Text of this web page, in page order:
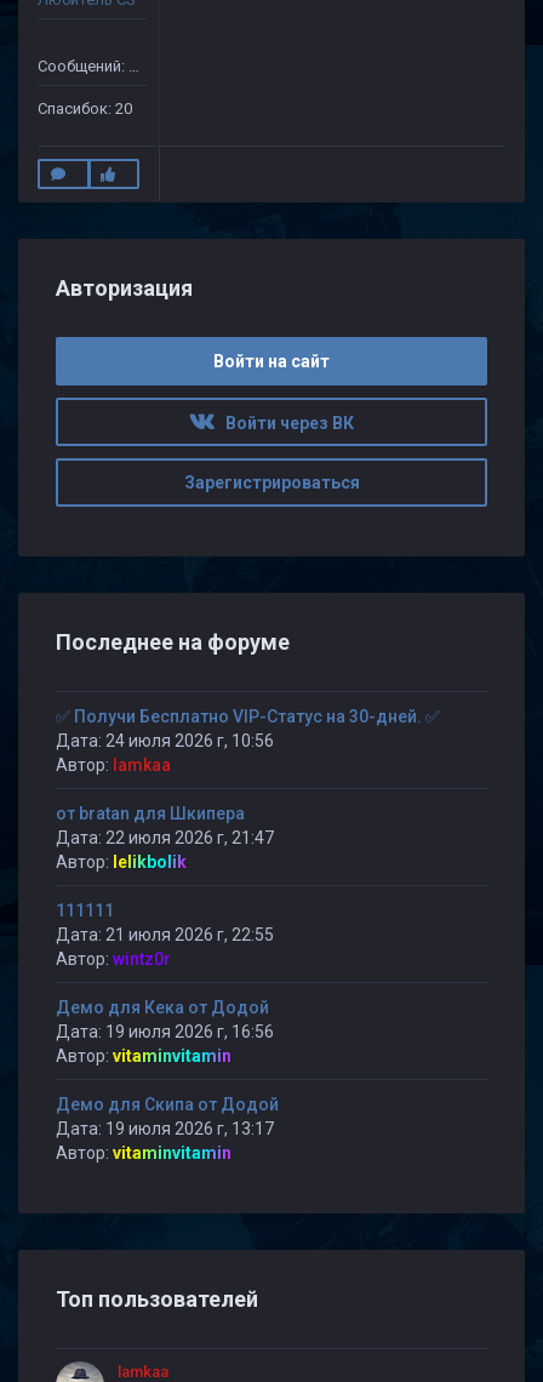
Сообщений: 149
Спасибок: 20
Авторизация
Войти на сайт
Войти через ВК
Зарегистрироваться
Последнее на форуме
✅ Получи Бесплатно VIP-Статус на 30-дней. ✅
Дата: 24 июля 2026 г, 10:56
Автор: lamkaa
от bratan для Шкипера
Дата: 22 июля 2026 г, 21:47
Автор: lelikbolik
111111
Дата: 21 июля 2026 г, 22:55
Автор: wintz0r
Демо для Кека от Додой
Дата: 19 июля 2026 г, 16:56
Автор: vitaminvitamin
Демо для Скипа от Додой
Дата: 19 июля 2026 г, 13:17
Автор: vitaminvitamin
Топ пользователей
lamkaa